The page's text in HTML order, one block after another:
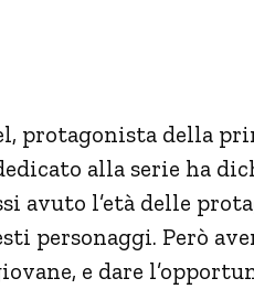
protagonista della
alla serie ha
avuto l’età delle
personaggi. Però
e dare